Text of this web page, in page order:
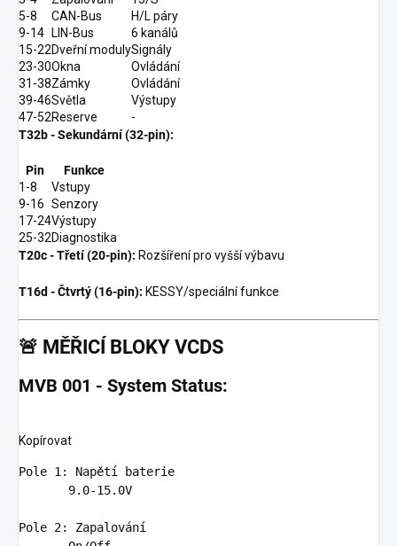
5-8
CAN-Bus
H/L páry
9-14
LIN-Bus
6 kanálů
15-22Dveřní modulySignály
23-30Okna
Ovládání
31-38Zámky
Ovládání
39-46Světla
Výstupy
47-52Reserve
-
T32b - Sekundární (32-pin):
Pin
Funkce
1-8
Vstupy
9-16 Senzory
17-24Výstupy
25-32Diagnostika
T20c - Třetí (20-pin): Rozšíření pro vyšší výbavu
T16d - Čtvrtý (16-pin): KESSY/speciální funkce
🚨 MĚŘICÍ BLOKY VCDS
MVB 001 - System Status:
Kopírovat
Pole 1 : Napětí baterie
9. 0-15. 0V
Pole 2: Zapalování